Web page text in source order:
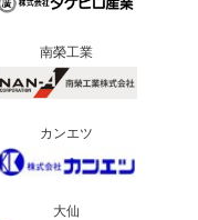
南榮工業
カンエツ
大仙